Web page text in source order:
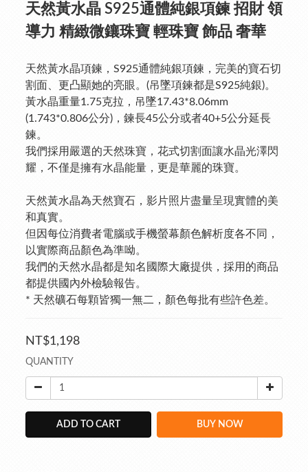
天然黃水晶 S925通體純銀項鍊 招財 領
導力 精緻微鑲珠寶 輕珠寶 飾品 奢華
天然黃水晶項鍊，S925通體純銀項鍊，完美的寶石切
割面、更凸顯她的亮眼。(吊墜項鍊都是S925純銀)。
黃水晶重量1.75克拉，吊墜17.43*8.06mm
(1.743*0.806公分)，鍊長45公分或者40+5公分延長
鍊。
我們採用嚴選的天然珠寶，花式切割面讓水晶光澤閃
耀，不僅是擁有水晶能量，更是華麗的珠寶。
天然黃水晶為天然寶石，影片照片盡量呈現實體的美
和真實。
但因每位消費者電腦或手機螢幕顏色解析度各不同，
以實際商品顏色為準呦。
我們的天然水晶都是知名國際大廠提供，採用的商品
都提供國內外檢驗報告。
* 天然礦石每顆皆獨一無二，顏色每批有些許色差。
NT$1,198
QUANTITY
ADD TO CART BUY NOW